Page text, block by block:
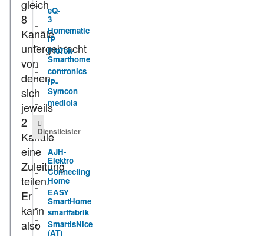
gleich
8
Kanäle
untergebracht
von
denen
sich
jeweils
2
Kanäle
eine
Zuleitung
teilen.
Er
kann
also
eQ-
3
Homematic
IP
PioTek-
Smarthome
contronics
IP-
Symcon
mediola
Dienstleister
AJH-
Elektro
Connecting
Home
EASY
SmartHome
smartfabrik
SmartIsNice
(AT)